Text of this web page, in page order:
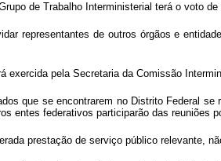
de Trabalho Interministerial terá o voto de
representantes de outros órgãos e
pela Secretaria da Comissão
que se encontrarem no Distrito Federal
entes federativos participarão das reuniões
prestação de serviço público relevante,